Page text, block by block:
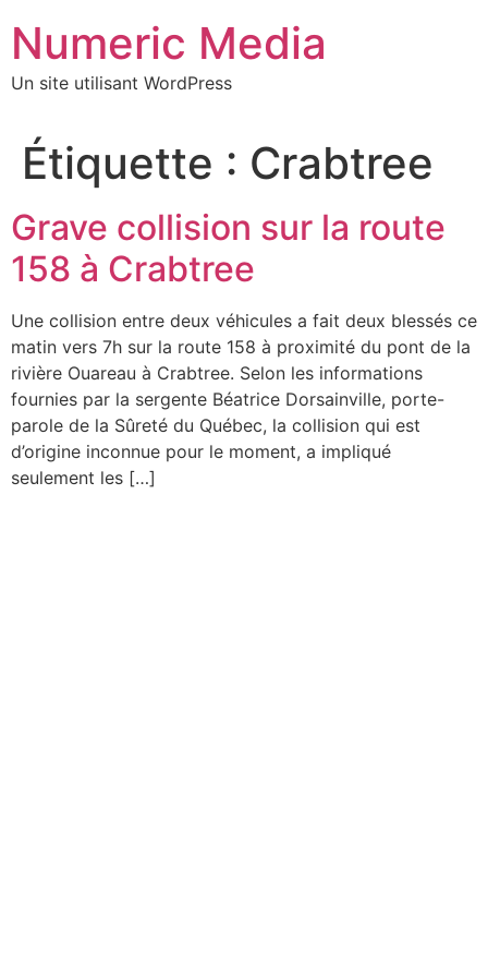
contenu
Numeric Media
Un site utilisant WordPress
Étiquette : Crabtree
Grave collision sur la route
158 à Crabtree
Une collision entre deux véhicules a fait deux blessés ce
matin vers 7h sur la route 158 à proximité du pont de la
rivière Ouareau à Crabtree. Selon les informations
fournies par la sergente Béatrice Dorsainville, porte-
parole de la Sûreté du Québec, la collision qui est
d’origine inconnue pour le moment, a impliqué
seulement les […]